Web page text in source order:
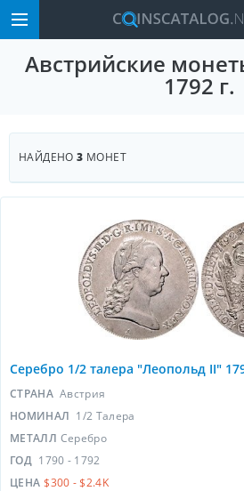
Австрийские
1792 г.
НАЙДЕНО3 МОНЕТ
Серебро 1/2 талера "Леопольд II"
СТРАНА Австрия
НОМИНАЛ 1/2 Талера
МЕТАЛЛ Серебро
ГОД 1790 - 1792
ЦЕНА $300 - $2.4K